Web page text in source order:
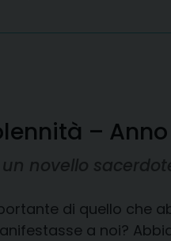
– Anno
novello
di quello che
a noi?